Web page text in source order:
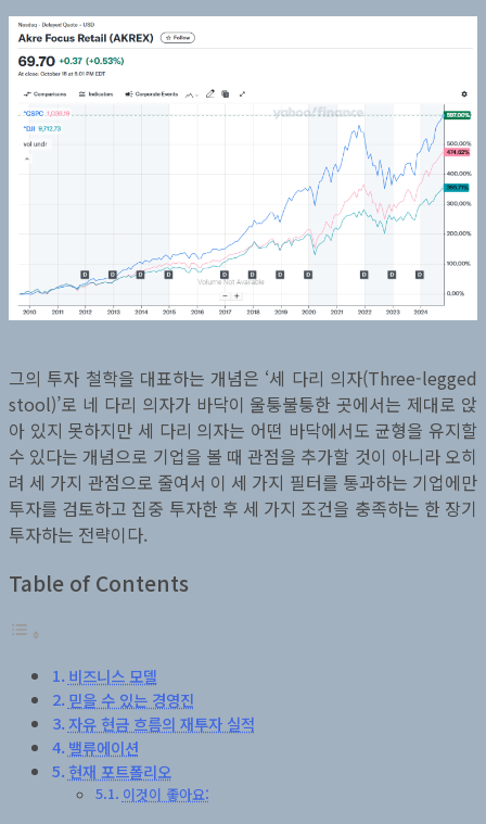
그의 투자 철학을 대표하는 개념은 ‘세 다리 의자(Three-legged
stool)’로 네 다리 의자가 바닥이 울퉁불퉁한 곳에서는 제대로 앉
아 있지 못하지만 세 다리 의자는 어떤 바닥에서도 균형을 유지할
수 있다는 개념으로 기업을 볼 때 관점을 추가할 것이 아니라 오히
려 세 가지 관점으로 줄여서 이 세 가지 필터를 통과하는 기업에만
투자를 검토하고 집중 투자한 후 세 가지 조건을 충족하는 한 장기
투자하는 전략이다.
Table of Contents
비즈니스 모델
믿을 수 있는 경영진
자유 현금 흐름의 재투자 실적
밸류에이션
현재 포트폴리오
이것이 좋아요: